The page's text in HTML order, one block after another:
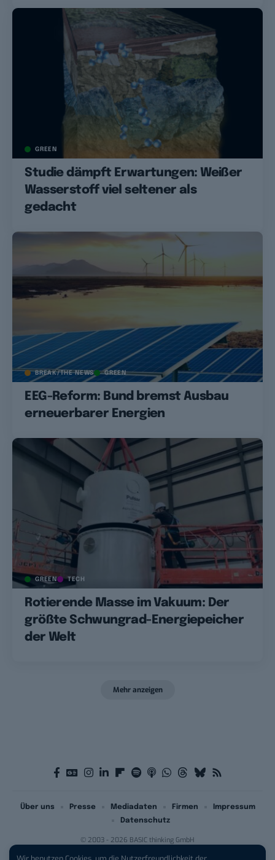
GREEN
Studie dämpft Erwartungen: Weißer
Wasserstoff viel seltener als
gedacht
BREAK/THE NEWS GREEN
EEG-Reform: Bund bremst Ausbau
erneuerbarer Energien
GREEN TECH
Rotierende Masse im Vakuum: Der
größte Schwungrad-Energiepeicher
der Welt
Mehr anzeigen
© 2003 - 2026 BASIC thinking GmbH
Über uns Presse Mediadaten Firmen
Impressum
Datenschutz